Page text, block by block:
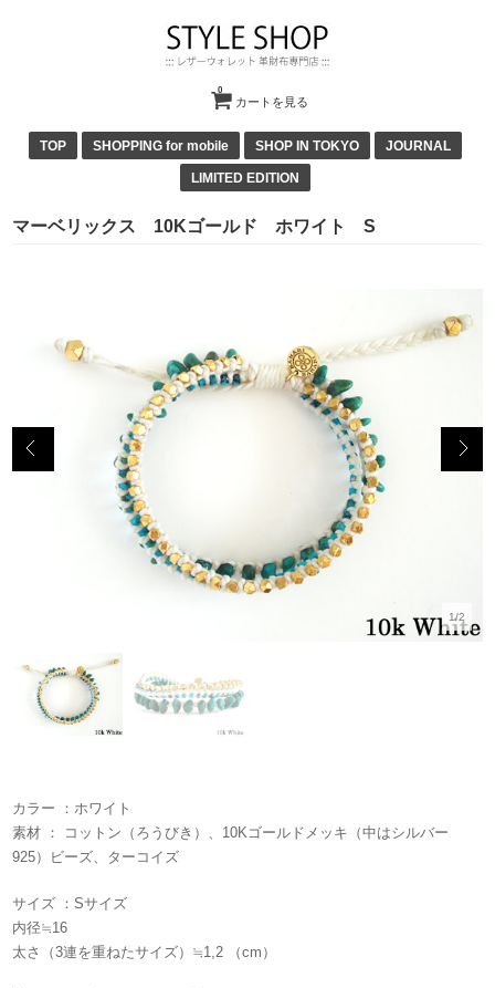
カートを見る
0
TOP SHOPPING for mobile SHOP IN TOKYO JOURNAL
LIMITED EDITION
マーベリックス 10Kゴールド ホワイト S
1/2
カラー ：ホワイト
素材 ： コットン（ろうびき）、10Kゴールドメッキ（中はシルバー
925）ビーズ、ターコイズ
サイズ ：Sサイズ
内径≒16
太さ（3連を重ねたサイズ）≒1,2 （cm）